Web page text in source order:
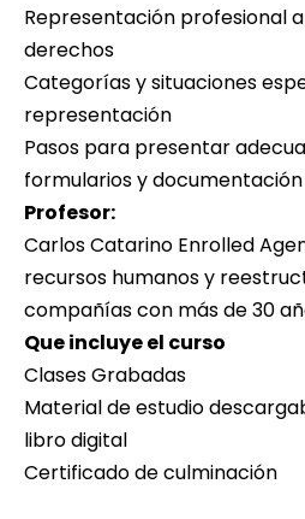
Representación profesional
derechos
Categorías y situaciones
representación
Pasos para presentar
formularios y documentación
Profesor:
Carlos Catarino Enrolled
recursos humanos y
compañías con más de 30
Que incluye el curso
Clases Grabadas
Material de estudio
libro digital
Certificado de culminación